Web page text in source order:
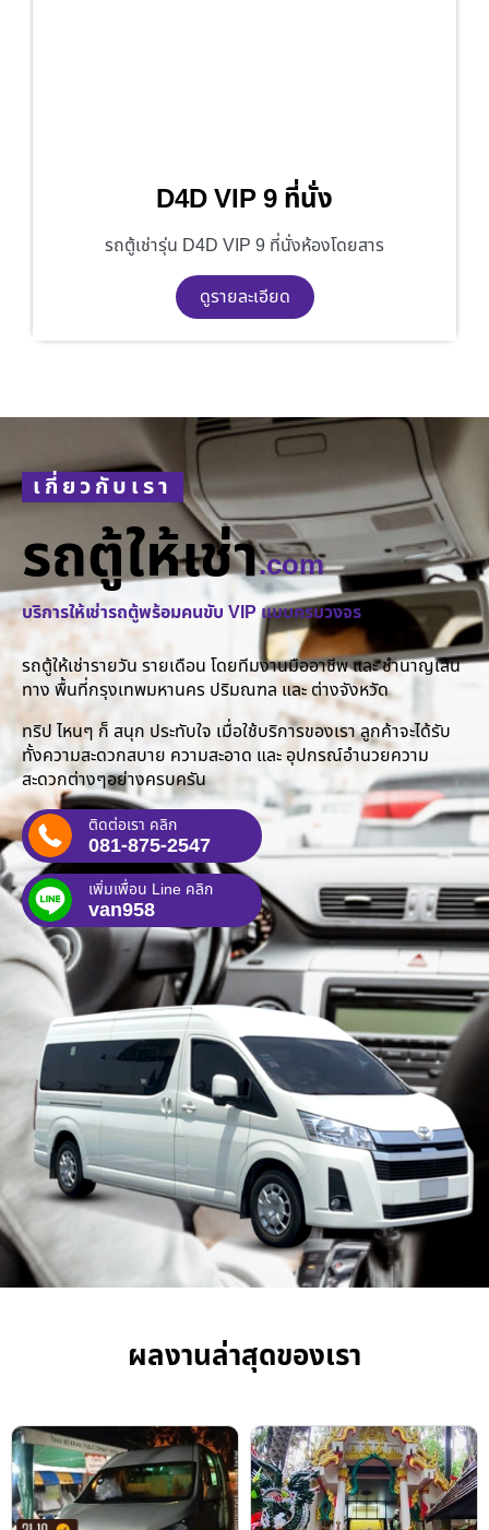
D4D VIP 9 ที่นั่ง
รถตู้เช่ารุ่น D4D VIP 9 ที่นั่งห้องโดยสาร
ดูรายละเอียด
เกี่ยวกับเรา
รถตู้ให้เช่า.com
บริการให้เช่ารถตู้พร้อมคนขับ VIP แบบครบวงจร
รถตู้ให้เช่ารายวัน รายเดือน โดยทีมงานมืออาชีพ และ ชำนาญเส้น
ทาง พื้นที่กรุงเทพมหานคร ปริมณฑล และ ต่างจังหวัด
ทริป ไหนๆ ก็ สนุก ประทับใจ เมื่อใช้บริการของเรา ลูกค้าจะได้รับ
ทั้งความสะดวกสบาย ความสะอาด และ อุปกรณ์อำนวยความ
สะดวกต่างๆอย่างครบครัน
ติดต่อเรา คลิก
081-875-2547
เพิ่มเพื่อน Line คลิก
van958
ผลงานล่าสุดของเรา